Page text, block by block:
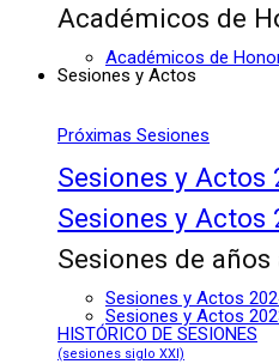
Académicos de
Académicos de
Sesiones y Actos
Próximas Sesiones
Sesiones y Actos
Sesiones y Actos
Sesiones de
Sesiones y Actos
Sesiones y Actos
HISTÓRICO DE SESIONES
(sesiones siglo XXI)